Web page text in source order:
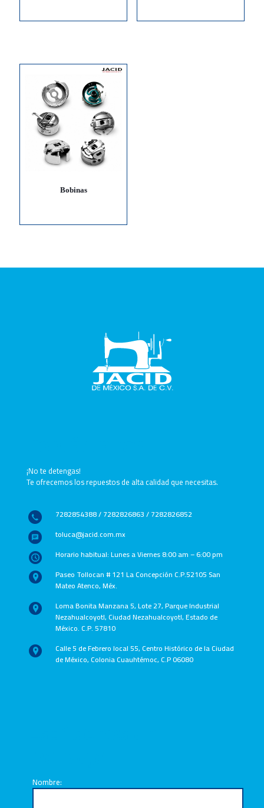
Bobinas
¡No te detengas!
Te ofrecemos los repuestos de alta calidad que necesitas.
7282854388 / 7282826863 / 7282826852
toluca@jacid.com.mx
Horario habitual: Lunes a Viernes 8:00 am – 6:00 pm
Paseo Tollocan # 121 La Concepción C.P.52105 San
Mateo Atenco, Méx.
Loma Bonita Manzana 5, Lote 27, Parque Industrial
Nezahualcoyotl, Ciudad Nezahualcoyotl, Estado de
México. C.P. 57810
Calle 5 de Febrero local 55, Centro Histórico de la Ciudad
de México, Colonia Cuauhtémoc, C.P 06080
Nombre: